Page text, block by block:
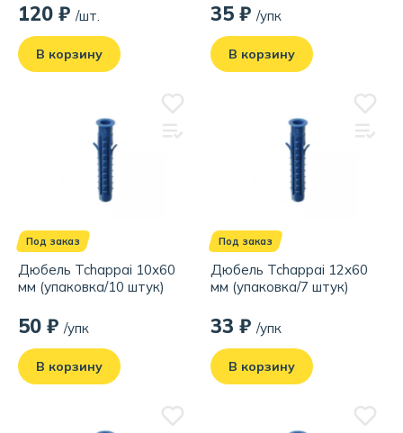
120 ₽ /шт.
В корзину
35 ₽ /упк
В корзину
Под заказ
Дюбель Tchappai 10х60
мм (упаковка/10 штук)
50 ₽ /упк
В корзину
Под заказ
Дюбель Tchappai 12х60
мм (упаковка/7 штук)
33 ₽ /упк
В корзину